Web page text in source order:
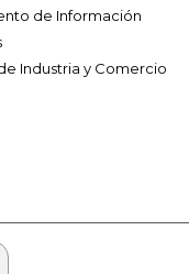
de Información
Industria y Comercio